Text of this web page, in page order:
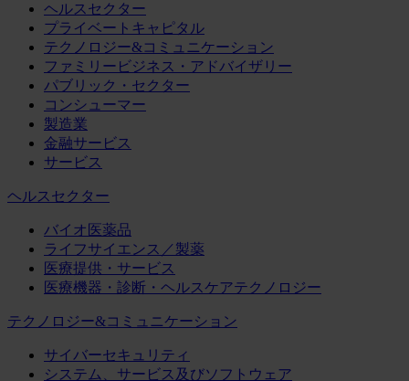
ヘルスセクター
プライベートキャピタル
テクノロジー&コミュニケーション
ファミリービジネス・アドバイザリー
パブリック・セクター
コンシューマー
製造業
金融サービス
サービス
ヘルスセクター
バイオ医薬品
ライフサイエンス／製薬
医療提供・サービス
医療機器・診断・ヘルスケアテクノロジー
テクノロジー&コミュニケーション
サイバーセキュリティ
システム、サービス及びソフトウェア